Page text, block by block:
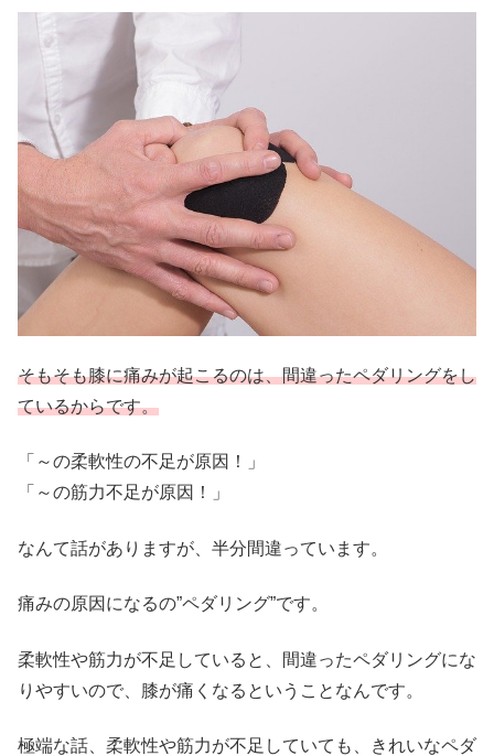
そもそも膝に痛みが起こるのは、間違ったペダリングをし
ているからです。
「～の柔軟性の不足が原因！」
「～の筋力不足が原因！」
なんて話がありますが、半分間違っています。
痛みの原因になるの”ペダリング”です。
柔軟性や筋力が不足していると、間違ったペダリングにな
りやすいので、膝が痛くなるということなんです。
極端な話、柔軟性や筋力が不足していても、きれいなペダ